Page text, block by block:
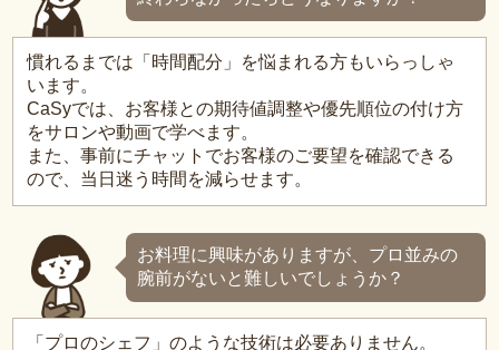
慣れるまでは「時間配分」を悩まれる方もいらっしゃ
います。
CaSyでは、お客様との期待値調整や優先順位の付け方
をサロンや動画で学べます。
また、事前にチャットでお客様のご要望を確認できる
ので、当日迷う時間を減らせます。
お料理に興味がありますが、プロ並みの
腕前がないと難しいでしょうか？
「プロのシェフ」のような技術は必要ありません。